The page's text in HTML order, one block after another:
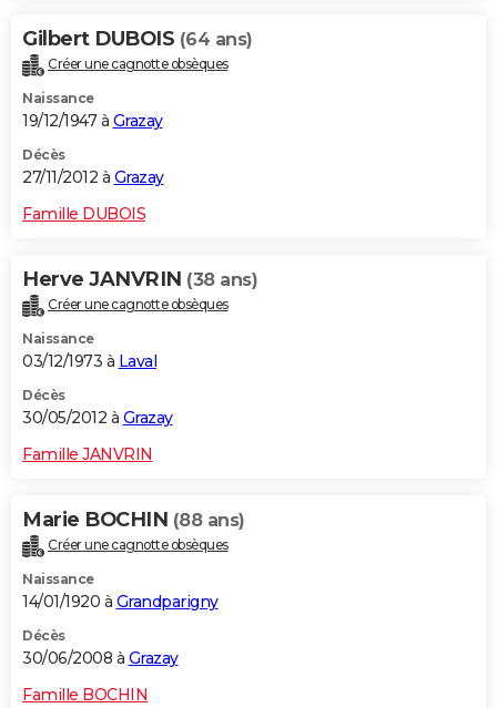
Gilbert DUBOIS (64 ans)
Créer une cagnotte obsèques
Naissance
19/12/1947 à Grazay
Décès
27/11/2012 à Grazay
Famille DUBOIS
Herve JANVRIN (38 ans)
Créer une cagnotte obsèques
Naissance
03/12/1973 à Laval
Décès
30/05/2012 à Grazay
Famille JANVRIN
Marie BOCHIN (88 ans)
Créer une cagnotte obsèques
Naissance
14/01/1920 à Grandparigny
Décès
30/06/2008 à Grazay
Famille BOCHIN